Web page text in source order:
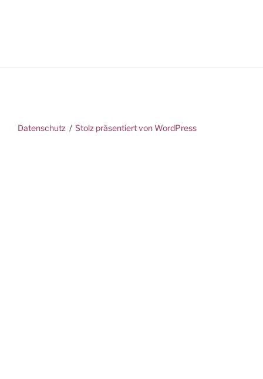
Datenschutz Stolz präsentiert von WordPress